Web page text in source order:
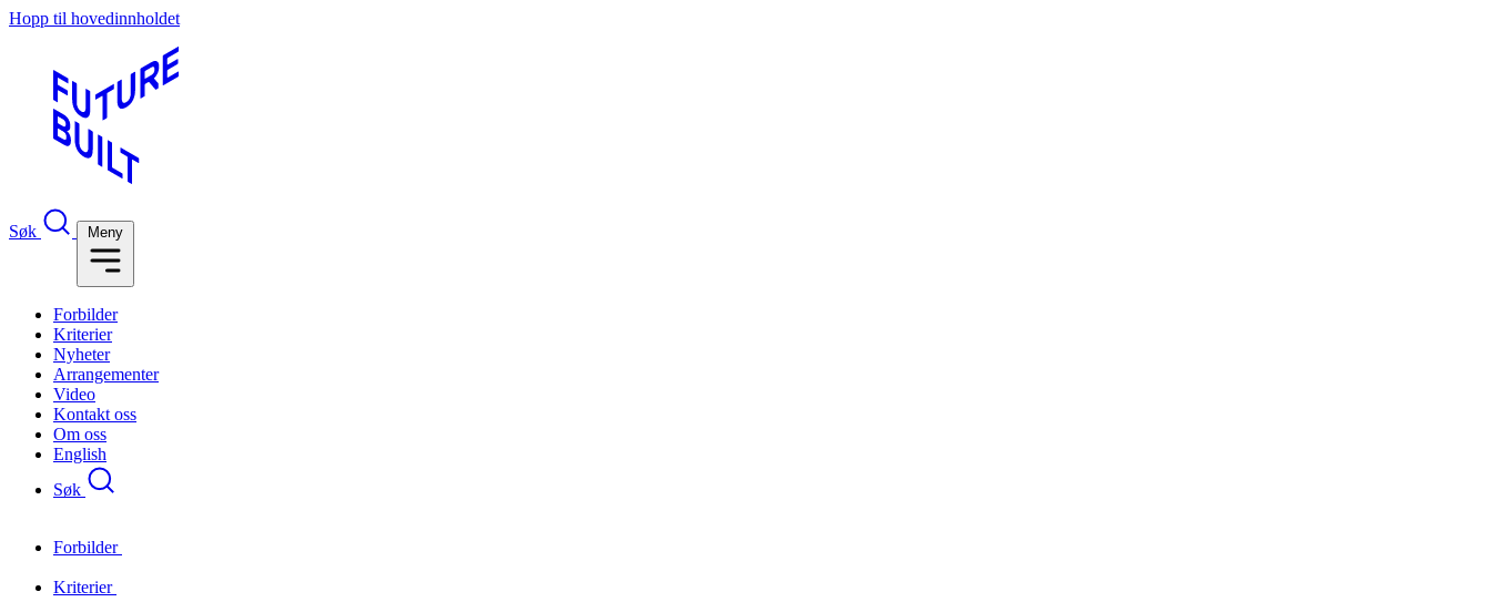
Hopp til hovedinnholdet
Søk Meny
Forbilder
Kriterier
Nyheter
Arrangementer
Video
Kontakt oss
Om oss
English
Søk
Forbilder
Kriterier